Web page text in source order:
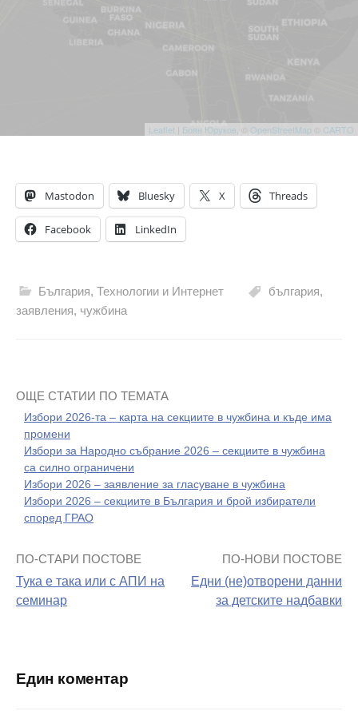
Mastodon Bluesky X Threads
Facebook LinkedIn
България, Технологии и Интернет българия,
заявления, чужбина
ОЩЕ СТАТИИ ПО ТЕМАТА
Избори 2026-та – карта на секциите в чужбина и къде има
промени
Избори за Народно събрание 2026 – секциите в чужбина
са силно ограничени
Избори 2026 – заявление за гласуване в чужбина
Избори 2026 – секциите в България и брой избиратели
според ГРАО
Навигация
на
ПО-СТАРИ ПОСТОВЕ
Тука е така или с АПИ на
семинар
ПО-НОВИ ПОСТОВЕ
Едни (не)отворени данни
за детските надбавки
Един коментар